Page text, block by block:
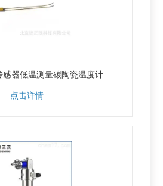
器低温测量碳陶瓷温度计
点击详情